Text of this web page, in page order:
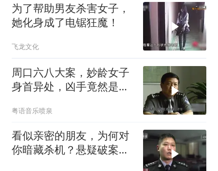
为了帮助男友杀害女子，
她化身成了电锯狂魔！
飞龙文化
周口六八大案，妙龄女子
身首异处，凶手竟然是以
粤语音乐喷泉
看似亲密的朋友，为何对
你暗藏杀机？悬疑破案揭